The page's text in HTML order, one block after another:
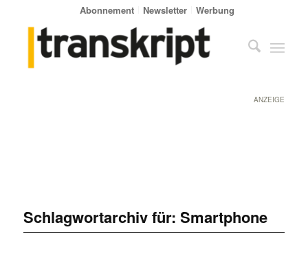
Abonnement Newsletter Werbung
ANZEIGE
Schlagwortarchiv für: Smartphone